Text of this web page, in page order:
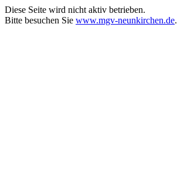
Diese Seite wird nicht aktiv betrieben.
Bitte besuchen Sie www.mgv-neunkirchen.de.